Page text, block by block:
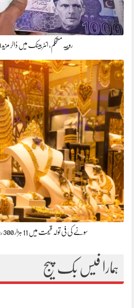
روپیہ مستحکم، انٹربینک میں ڈالر مزید 3 پیسے سستا ہوگیا
سونے کی فی تولہ قیمت میں 11 ہزار 300 روپے کا ہوش ربا اضافہ
ہمارا فیس بک پیج